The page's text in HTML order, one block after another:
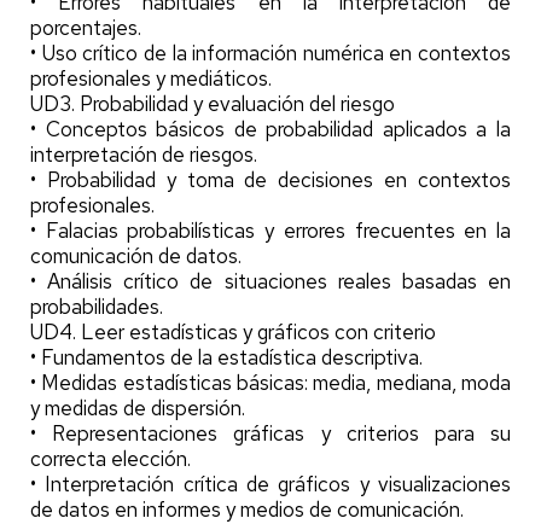
porcentajes.
• Uso crítico de la información numérica en contextos
profesionales y mediáticos.
UD3. Probabilidad y evaluación del riesgo
• Conceptos básicos de probabilidad aplicados a la
interpretación de riesgos.
• Probabilidad y toma de decisiones en contextos
profesionales.
• Falacias probabilísticas y errores frecuentes en la
comunicación de datos.
• Análisis crítico de situaciones reales basadas en
probabilidades.
UD4. Leer estadísticas y gráficos con criterio
• Fundamentos de la estadística descriptiva.
• Medidas estadísticas básicas: media, mediana, moda
y medidas de dispersión.
• Representaciones gráficas y criterios para su
correcta elección.
• Interpretación crítica de gráficos y visualizaciones
de datos en informes y medios de comunicación.